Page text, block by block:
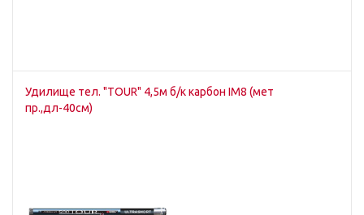
Удилище тел. "TOUR" 4,5м б/к карбон IM8 (мет
пр.,дл-40см)